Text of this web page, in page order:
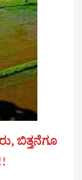
ಬಿತ್ತನೆಗೂ